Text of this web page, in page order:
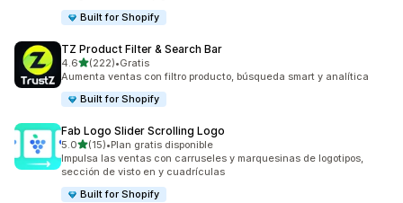
Built for Shopify
TZ Product Filter & Search Bar
4.6de 5 estrellas
(222)
222 reseñas en total
•Gratis
Aumenta ventas con filtro producto, búsqueda smart y analítica
Built for Shopify
Fab Logo Slider Scrolling Logo
5.0de 5 estrellas
(15)
15 reseñas en total
•Plan gratis disponible
Impulsa las ventas con carruseles y marquesinas de logotipos,
sección de visto en y cuadrículas
Built for Shopify